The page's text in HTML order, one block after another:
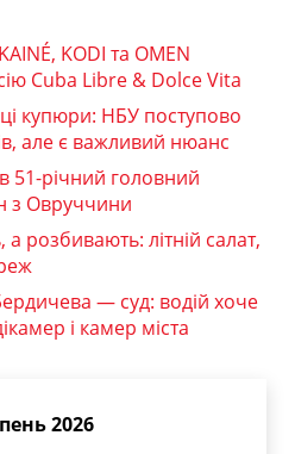
KODI та OMEN
Cuba Libre & Dolce Vita
купюри: НБУ поступово
але є важливий нюанс
51-річний головний
з Овруччини
а розбивають: літній салат,
— суд: водій хоче
і камер міста
2026